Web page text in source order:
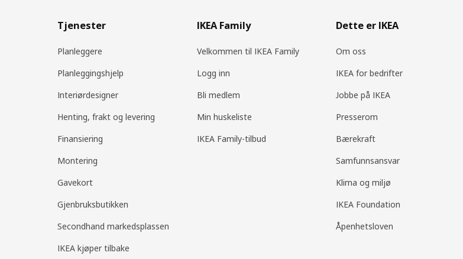
Tjenester
Planleggere
Planleggingshjelp
Interiørdesigner
Henting, frakt og levering
Finansiering
Montering
Gavekort
Gjenbruksbutikken
Secondhand markedsplassen
IKEA kjøper tilbake
IKEA Family
Velkommen til IKEA Family
Logg inn
Bli medlem
Min huskeliste
IKEA Family-tilbud
Dette er IKEA
Om oss
IKEA for bedrifter
Jobbe på IKEA
Presserom
Bærekraft
Samfunnsansvar
Klima og miljø
IKEA Foundation
Åpenhetsloven